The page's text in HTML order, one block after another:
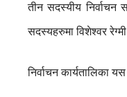
तीन सदस्यीय निर्वाचन
सदस्यहरुमा विशेश्वर
निर्वाचन कार्यतालिका